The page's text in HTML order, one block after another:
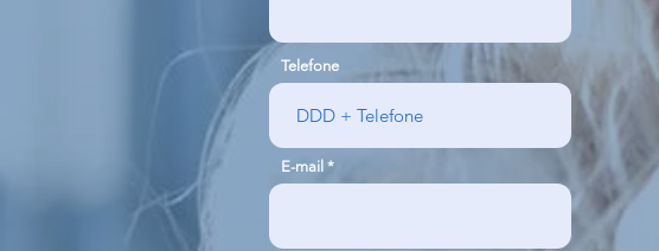
Telefone
E-mail